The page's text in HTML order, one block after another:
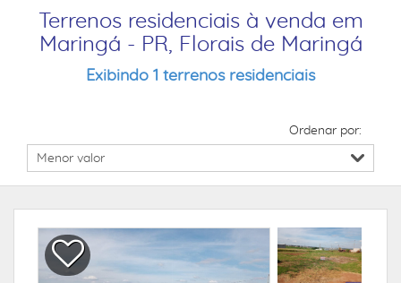
Terrenos residenciais à venda em
Maringá - PR, Florais de Maringá
Exibindo 1 terrenos residenciais
Ordenar por: